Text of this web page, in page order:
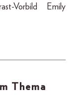
Vorbild Emily
Thema